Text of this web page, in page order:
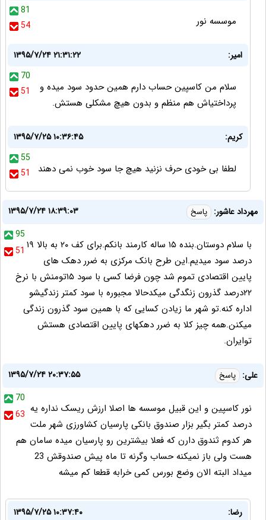
81
54
موسسه نور
امیر:
۱۳۹۵/۷/۲۴ ۲۱:۳۱:۲۲
70
51
سلام من کاسپین حساب دارم همین حدود سود میده و
پرداختیاش هم منظم و بدون هیچ مشکلی هستش.
کریم:
۱۳۹۵/۷/۲۵ ۱۰:۳۶:۴۵
55
51
لطفا بی خودی حرف نزنید هیچ جا سود خوب نمی دهند
مهرداد عاشور: پاسخ
۱۳۹۵/۷/۲۴ ۱۸:۳۹:۰۳
95
51 با سلام دوستان.بنده ۱۵ ساله کارمند بانکم.برای کف ۲۰ به بالا ۱۹
درصد سود میدیم.این طرح بانک مرکزی به ضرر دهک های
پایین اقتصادی تموم شد چون فرضا کسی با سود ۱۵تومنش با نرخ
۲۲درصد گذرون زنگدگی میکدحالا مجبوره با سود کمتر زندگیشو
اداره کنه.تو شهر ما زیادن کسایی که با همین سود گذرون زندگی
میکنن.همه چیز کلا به ضرر دهکهای پایین اقتصادی هستش
توایران.
علی: پاسخ
۱۳۹۵/۷/۲۴ ۲۰:۳۷:۵۵
70
63 نور کاسپین و این قبیل موسسه ها اصلا ارزش ریسک نداره یه
درصد کمتر بگیر بزار صندوق بانکی پارسیان کشاورزی شهر ملت
هر کدوم ثندوق دارن که فعلا بیشترین رو پارسیان میده سامان هم
هست ولی باز نمیکنه حساب وگرنه تا ماه پیش صندوقش 23
میداد البته الان وضع بورس کمی خرابه قطعا کم میشه
رضا:
۱۳۹۵/۷/۲۵ ۱۰:۳۷:۴۰